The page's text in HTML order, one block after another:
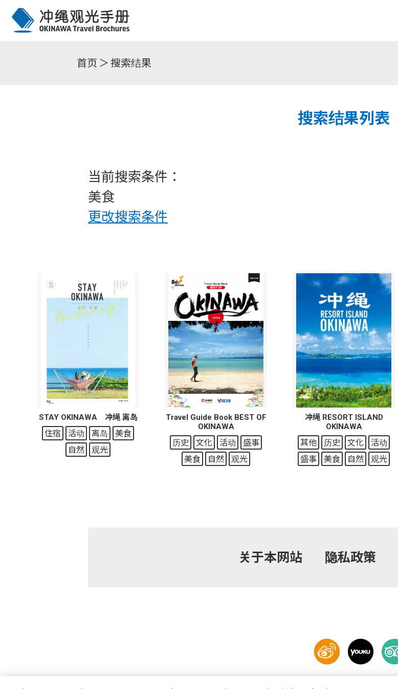
首页 搜索结果
搜索结果列表
当前搜索条件：
美食
更改搜索条件
STAY OKINAWA 冲绳 离岛
住宿 活动 离岛
美食
自然
观光
Travel Guide Book BEST OF
OKINAWA
历史 文化 活动
盛事
美食
自然 观光
冲绳 RESORT ISLAND
OKINAWA
其他 历史 文化
活动
盛事
美食 自然 观光
关于本网站 隐私政策